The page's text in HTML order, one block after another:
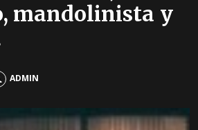
mandolinista y
ADMIN